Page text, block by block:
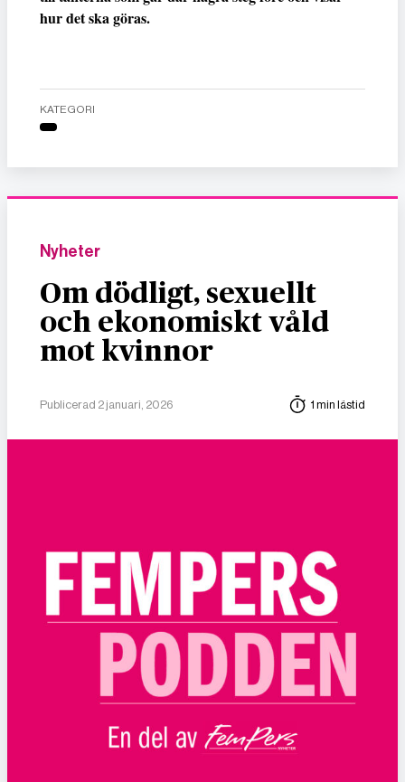
hur det ska göras.
KATEGORI
Nyheter
Om dödligt, sexuellt
och ekonomiskt våld
mot kvinnor
Publicerad 2 januari, 2026 1 min lästid